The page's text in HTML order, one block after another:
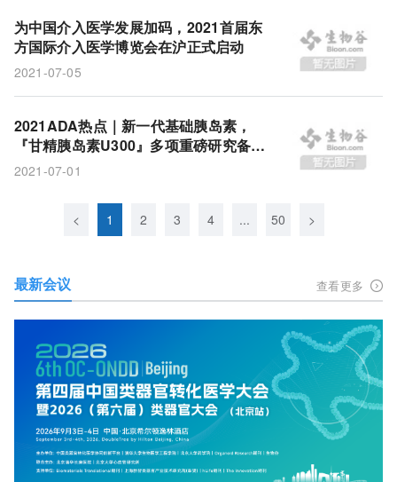
为中国介入医学发展加码，2021首届东
方国际介入医学博览会在沪正式启动
2021-07-05
2021ADA热点｜新一代基础胰岛素，
『甘精胰岛素U300』多项重磅研究备受
关注！
2021-07-01
< 1 2 3 4 ... 50 >
最新会议 查看更多